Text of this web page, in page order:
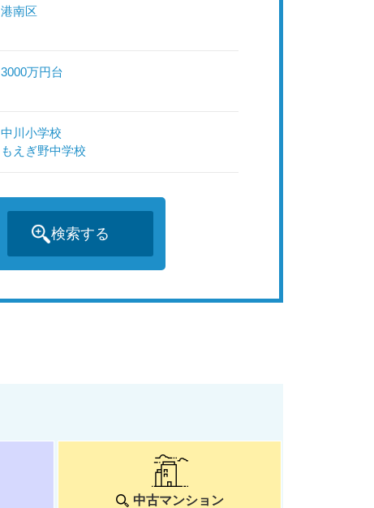
港南区
3000万円台
中川小学校
もえぎ野中学校
中古マンション